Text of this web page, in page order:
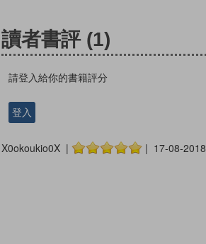
讀者書評 (1)
請登入給你的書籍評分
登入
X0okoukio0X | | 17-08-2018